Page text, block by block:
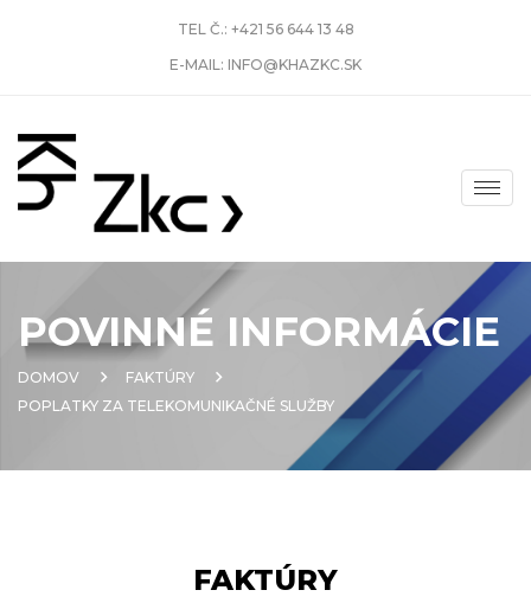
TEL Č.: +421 56 644 13 48
E-MAIL: INFO@KHAZKC.SK
POVINNÉ INFORMÁCIE
DOMOV
FAKTÚRY
POPLATKY ZA TELEKOMUNIKAČNÉ SLUŽBY
FAKTÚRY